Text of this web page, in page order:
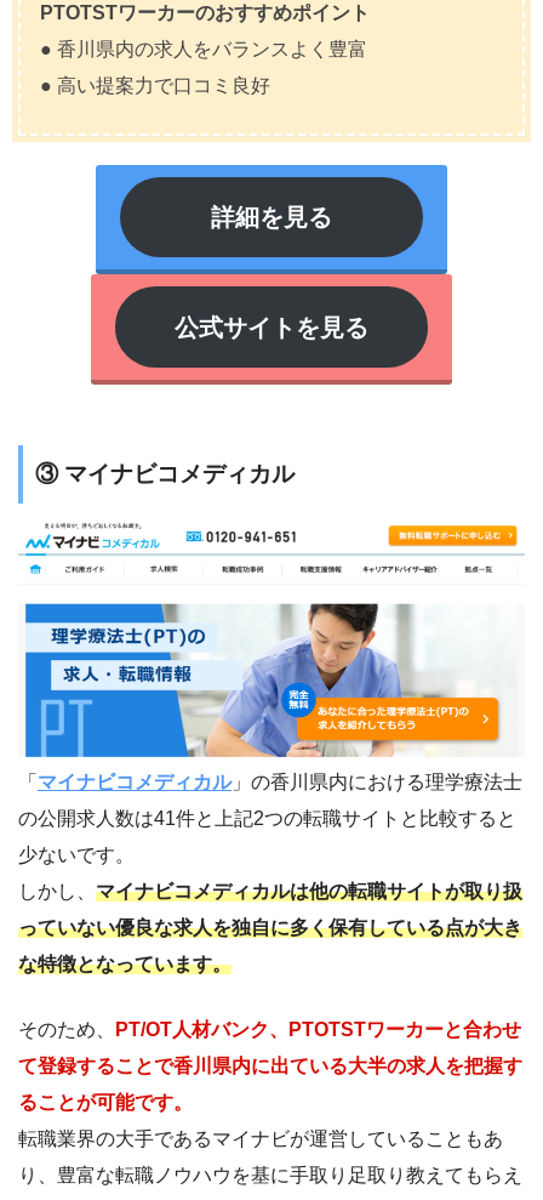
PTOTSTワーカーのおすすめポイント
● 香川県内の求人をバランスよく豊富
● 高い提案力で口コミ良好
詳細を見る
公式サイトを見る
③ マイナビコメディカル
「 マイナビコメディカル」の香川県内における理学療法士
の公開求人数は41件と上記2つの転職サイトと比較すると
少ないです。
しかし、 マイナビコメディカルは他の転職サイトが取り扱
っていない優良な求人を独自に多く保有している点が大き
な特徴となっています。
そのため、 PT/OT人材バンク、
PTOTSTワーカーと合わせ
て登録することで香川県内に出ている大半の求人を把握す
ることが可能です。
転職業界の大手であるマイナビが運営していることもあ
り、豊富な転職ノウハウを基に手取り足取り教えてもらえ